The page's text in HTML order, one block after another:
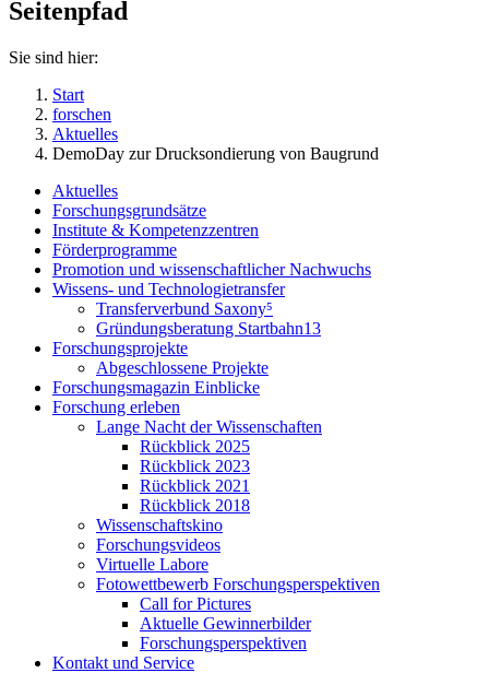
Seitenpfad
Sie sind hier:
Start
forschen
Aktuelles
DemoDay zur Drucksondierung von Baugrund
Aktuelles
Forschungsgrundsätze
Institute & Kompetenzzentren
Förderprogramme
Promotion und wissenschaftlicher Nachwuchs
Wissens- und Technologietransfer
Transferverbund Saxony⁵
Gründungsberatung Startbahn13
Forschungsprojekte
Abgeschlossene Projekte
Forschungsmagazin Einblicke
Forschung erleben
Lange Nacht der Wissenschaften
Rückblick 2025
Rückblick 2023
Rückblick 2021
Rückblick 2018
Wissenschaftskino
Forschungsvideos
Virtuelle Labore
Fotowettbewerb Forschungsperspektiven
Call for Pictures
Aktuelle Gewinnerbilder
Forschungsperspektiven
Kontakt und Service